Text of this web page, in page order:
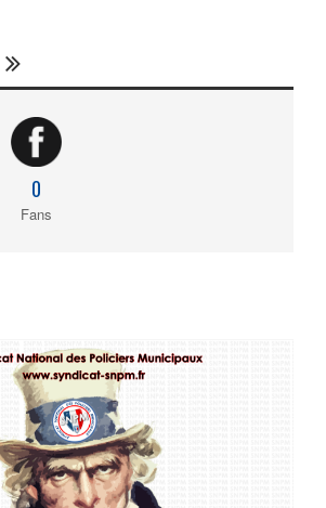
0
Fans